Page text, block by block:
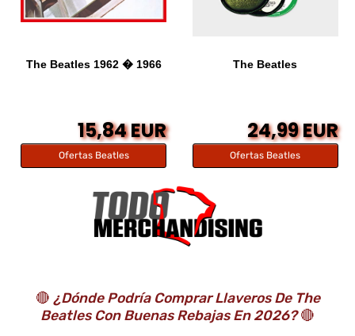
The Beatles 1962 � 1966
15,84 EUR
Ofertas Beatles
The Beatles
24,99 EUR
Ofertas Beatles
🔴 ¿Dónde Podría Comprar Llaveros De The
Beatles Con Buenas Rebajas En 2026?🔴